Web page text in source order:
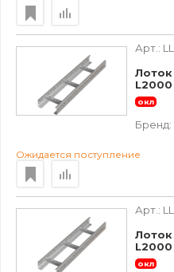
Арт.:
Лоток
окл
Бренд:
Ожидается поступление
Арт.:
окл